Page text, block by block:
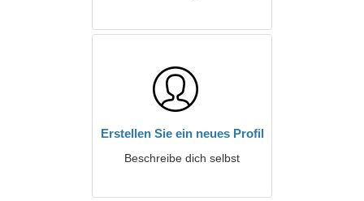
Erstellen Sie ein neues Profil
Beschreibe dich selbst